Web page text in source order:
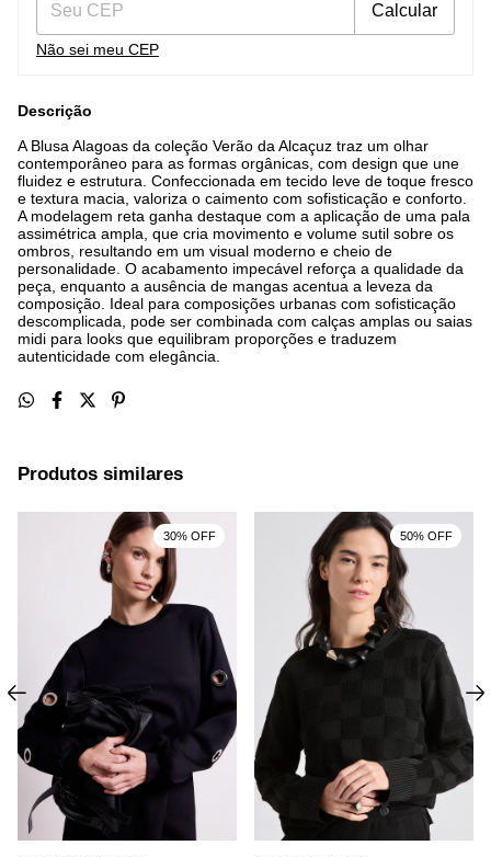
Calcular
Não sei meu CEP
Descrição
A Blusa Alagoas da coleção Verão da Alcaçuz traz um olhar
contemporâneo para as formas orgânicas, com design que une
fluidez e estrutura. Confeccionada em tecido leve de toque fresco
e textura macia, valoriza o caimento com sofisticação e conforto.
A modelagem reta ganha destaque com a aplicação de uma pala
assimétrica ampla, que cria movimento e volume sutil sobre os
ombros, resultando em um visual moderno e cheio de
personalidade. O acabamento impecável reforça a qualidade da
peça, enquanto a ausência de mangas acentua a leveza da
composição. Ideal para composições urbanas com sofisticação
descomplicada, pode ser combinada com calças amplas ou saias
midi para looks que equilibram proporções e traduzem
autenticidade com elegância.
Produtos similares
30% OFF 50% OFF